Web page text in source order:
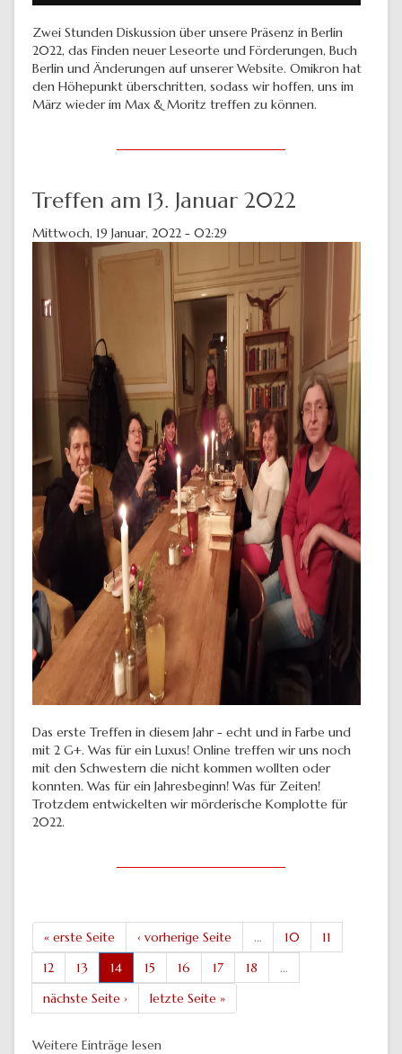
Zwei Stunden Diskussion über unsere Präsenz in Berlin
2022, das Finden neuer Leseorte und Förderungen, Buch
Berlin und Änderungen auf unserer Website. Omikron hat
den Höhepunkt überschritten, sodass wir hoffen, uns im
März wieder im Max & Moritz treffen zu können.
Treffen am 13. Januar 2022
Mittwoch, 19 Januar, 2022 - 02:29
Das erste Treffen in diesem Jahr - echt und in Farbe und
mit 2 G+. Was für ein Luxus! Online treffen wir uns noch
mit den Schwestern die nicht kommen wollten oder
konnten. Was für ein Jahresbeginn! Was für Zeiten!
Trotzdem entwickelten wir mörderische Komplotte für
2022.
« erste Seite ‹ vorherige Seite … 10
11
12
13 14 15 16 17 18
…
nächste Seite ›
letzte Seite »
Weitere Einträge lesen